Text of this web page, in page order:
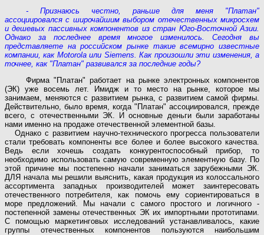
- Признаюсь честно, раньше для меня "Платан"
ассоциировался с широчайшим выбором отечественных микросхем
и дешевых пассивных компонентов из стран Юго-Восточной Азии.
Однако за последнее время многое изменилось. Сегодня вы
представляете на российском рынке такие всемирно известные
компании, как Motorola или Siemens. Как произошли эти изменения, а
точнее, как "Платан" развивался за последние годы?
Фирма "Платан" работает на рынке электронных компонентов
(ЭК) уже восемь лет. Имидж и то место на рынке, которое мы
занимаем, меняются с развитием рынка, с развитием самой фирмы.
Действительно, было время, когда "Платан" ассоциировался, прежде
всего, с отечественными ЭК. И основные деньги были заработаны
нами именно на продаже отечественной элементной базы.
Однако с развитием научно-технического прогресса пользователи
стали требовать компоненты все более и более высокого качества.
Ведь если хочешь создать конкурентоспособный прибор, то
необходимо использовать самую современную элементную базу. По
этой причине мы постепенно начали заниматься зарубежными ЭК.
ДЛЯ начала мы решили выяснить, какая продукция из колоссального
ассортимента западных производителей может заинтересовать
отечественного потребителя, как помочь ему сориентироваться в
море предложений. Мы начали с самого простого и логичного -
постепенной замены отечественных ЭК их импортными прототипами.
С помощью маркетинговых исследований устанавливалось, какие
группы отечественных компонентов пользуются наибольшим